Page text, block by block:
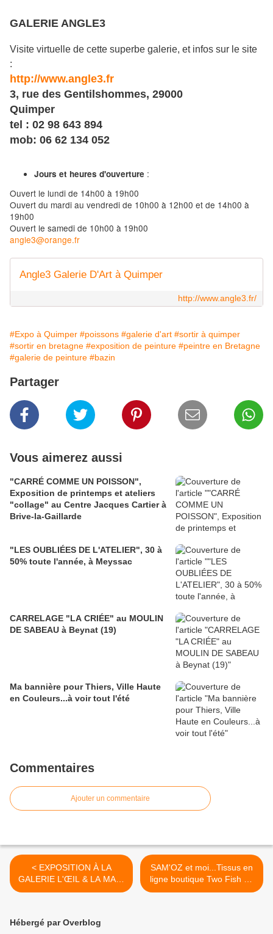
GALERIE ANGLE3
Visite virtuelle de cette superbe galerie, et infos sur le site
:
http://www.angle3.fr
3, rue des Gentilshommes, 29000
Quimper
tel : 02 98 643 894
mob: 06 62 134 052
Jours et heures d'ouverture :
Ouvert le lundi de 14h00 à 19h00
Ouvert du mardi au vendredi de 10h00 à 12h00 et de 14h00 à
19h00
Ouvert le samedi de 10h00 à 19h00
angle3@orange.fr
Angle3 Galerie D'Art à Quimper
http://www.angle3.fr/
#Expo à Quimper #poissons #galerie d'art #sortir à quimper
#sortir en bretagne #exposition de peinture #peintre en Bretagne
#galerie de peinture #bazin
Partager
Vous aimerez aussi
"CARRÉ COMME UN POISSON",
Exposition de printemps et ateliers
"collage" au Centre Jacques Cartier à
Brive-la-Gaillarde
"LES OUBLIÉES DE L'ATELIER", 30 à
50% toute l'année, à Meyssac
CARRELAGE "LA CRIÉE" au MOULIN
DE SABEAU à Beynat (19)
Ma bannière pour Thiers, Ville Haute
en Couleurs...à voir tout l'été
Commentaires
Ajouter un commentaire
< EXPOSITION À LA
GALERIE L'ŒIL & LA MAIN
à voir jusqu'au 30 juin
SAM'OZ et moi...Tissus en
ligne boutique Two Fish en
l'Air/Marie Bazin >
Hébergé par Overblog